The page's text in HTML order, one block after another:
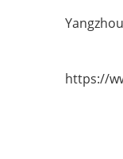
https://